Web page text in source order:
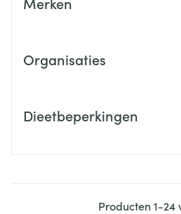
Organisaties
Dieetbeperkingen
Producten1-24